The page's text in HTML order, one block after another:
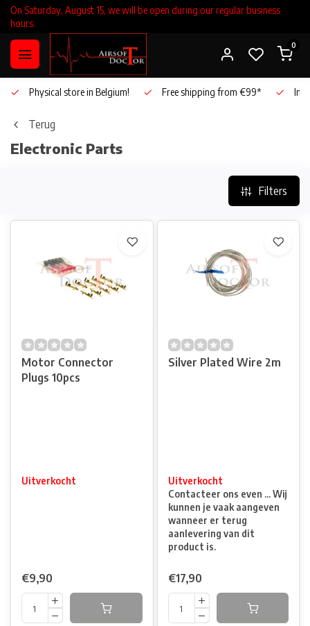
On Saturday, August 15, we will be open during our regular business
hours.
0
Physical store in Belgium! Free shipping from €99*
Terug
Electronic Parts
Filters
Motor Connector
Plugs 10pcs
Uitverkocht
€9,90
Silver Plated Wire 2m
Uitverkocht
Contacteer ons even ... Wij
kunnen je vaak aangeven
wanneer er terug
aanlevering van dit
product is.
€17,90